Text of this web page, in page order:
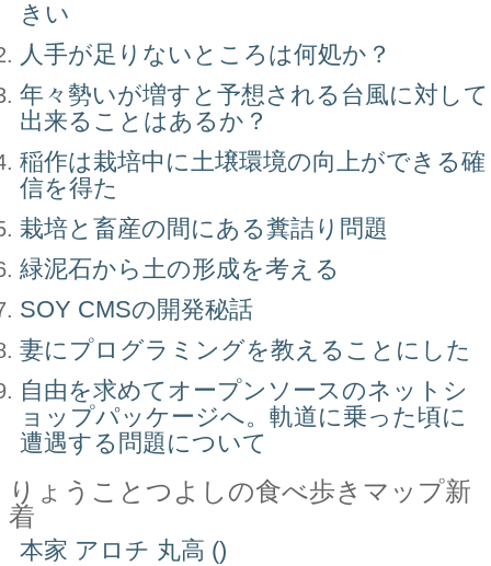
きい
人手が足りないところは何処か？
年々勢いが増すと予想される台風に対して
出来ることはあるか？
稲作は栽培中に土壌環境の向上ができる確
信を得た
栽培と畜産の間にある糞詰り問題
緑泥石から土の形成を考える
SOY CMSの開発秘話
妻にプログラミングを教えることにした
自由を求めてオープンソースのネットシ
ョップパッケージへ。軌道に乗った頃に
遭遇する問題について
りょうことつよしの食べ歩きマップ新
着
本家 アロチ 丸高 ()